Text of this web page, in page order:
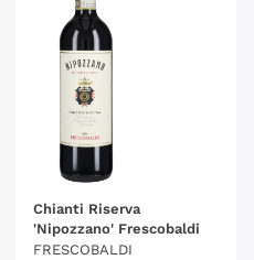
Chianti Riserva
'Nipozzano' Frescobaldi
FRESCOBALDI